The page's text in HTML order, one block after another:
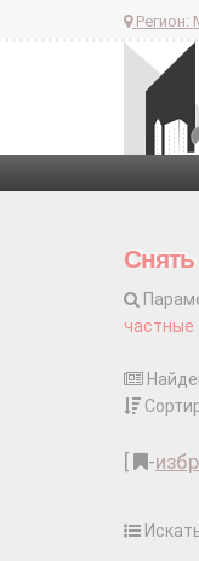
Регион:
-